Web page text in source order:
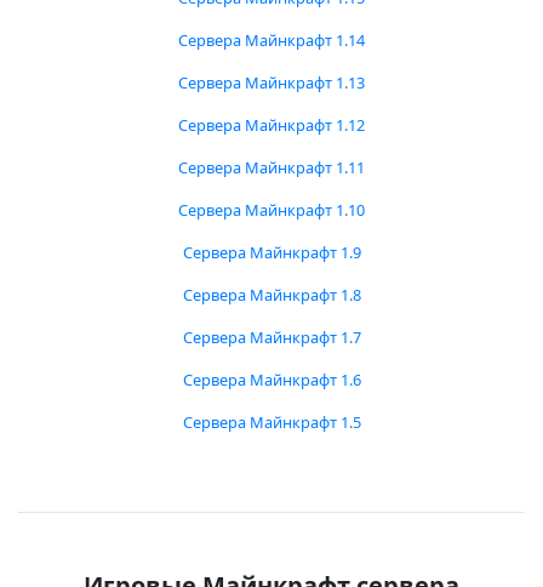
Сервера Майнкрафт 1.14
Сервера Майнкрафт 1.13
Сервера Майнкрафт 1.12
Сервера Майнкрафт 1.11
Сервера Майнкрафт 1.10
Сервера Майнкрафт 1.9
Сервера Майнкрафт 1.8
Сервера Майнкрафт 1.7
Сервера Майнкрафт 1.6
Сервера Майнкрафт 1.5